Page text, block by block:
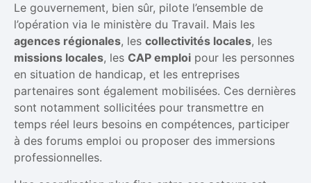
Le gouvernement, bien sûr, pilote l’ensemble de
l’opération via le ministère du Travail. Mais les
agences régionales, les collectivités locales, les
missions locales, les CAP emploi pour les personnes
en situation de handicap, et les entreprises
partenaires sont également mobilisées. Ces dernières
sont notamment sollicitées pour transmettre en
temps réel leurs besoins en compétences, participer
à des forums emploi ou proposer des immersions
professionnelles.